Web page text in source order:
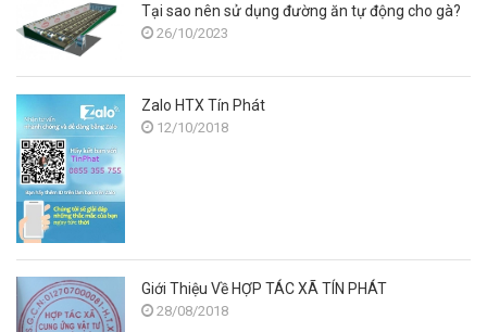
Tại sao nên sử dụng đường ăn tự động cho gà?
26/10/2023
Zalo HTX Tín Phát
12/10/2018
Giới Thiệu Về HỢP TÁC XÃ TÍN PHÁT
28/08/2018